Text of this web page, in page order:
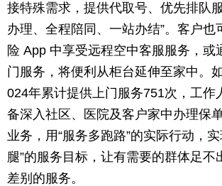
接特殊需求，提供代取号、优先排队
办理、全程陪同、一站办结”。客户也
险 App 中享受远程空中客服服务，或
门服务，将便利从柜台延伸至家中。
024年累计提供上门服务751次，工作
备深入社区、医院及客户家中办理保
业务，用“服务多跑路”的实际行动，
腿”的服务目标，让有需要的群体足不
差别的服务。